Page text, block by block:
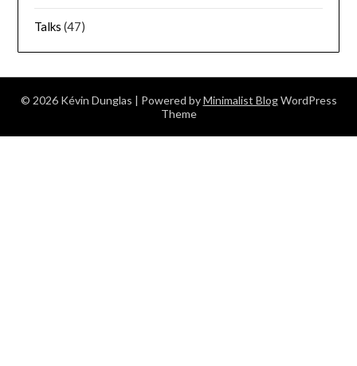
Talks (47)
© 2026 Kévin Dunglas | Powered byMinimalist BlogWordPress
Theme